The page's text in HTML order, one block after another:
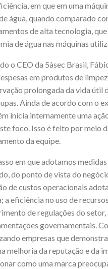
em que em uma
água, quando comparado
de alta tecnologia,
de água nas máquinas
o CEO da 5àsec Brasil,
em produtos de
prolongada da vida útil
Ainda de acordo com o
inicia internamente uma
foco. Isso é feito por meio
da equipe.
em que adotamos
do ponto de vista do
de custos operacionais
a eficiência no uso de
de regulações do
governamentais.
empresas que
melhoria da reputação e da
como uma marca